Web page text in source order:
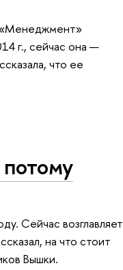
«Менеджмент»
г., сейчас она —
что ее
Сейчас возглавляет
на что стоит
Вышки.